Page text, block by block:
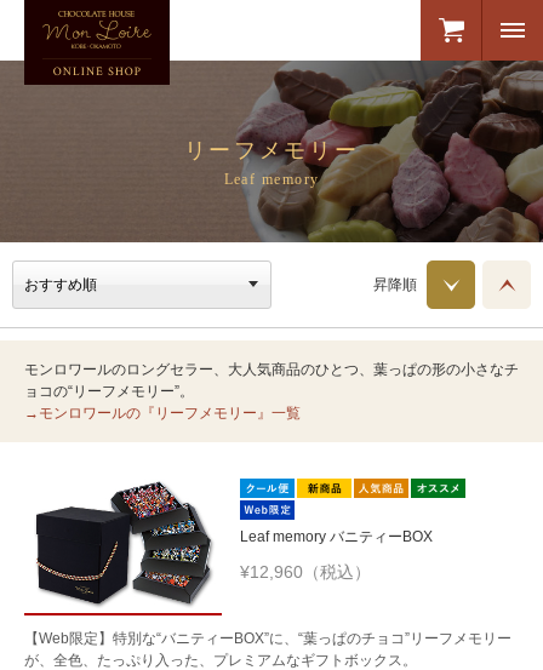
リーフメモリー
Leaf memory
昇降順
モンロワールのロングセラー、大人気商品のひとつ、葉っぱの形の小さなチ
ョコの“リーフメモリー”。
→モンロワールの『リーフメモリー』一覧
Leaf memory バニティーBOX
¥12,960（税込）
【Web限定】特別な“バニティーBOX”に、“葉っぱのチョコ”リーフメモリー
が、全色、たっぷり入った、プレミアムなギフトボックス。